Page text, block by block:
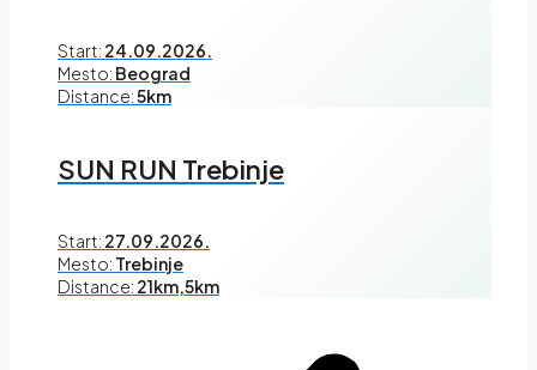
Start: 24.09.2026.
Mesto: Beograd
Distance:5km
SUN RUN Trebinje
Start: 27.09.2026.
Mesto: Trebinje
Distance: 21km,5km